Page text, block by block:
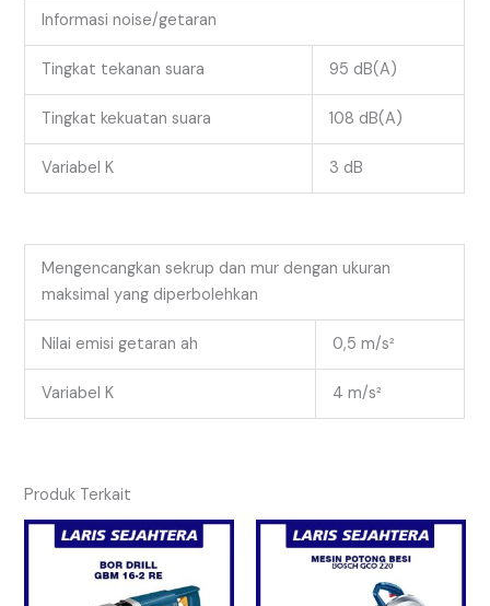
Informasi noise/getaran
Tingkat tekanan suara 95 dB(A)
Tingkat kekuatan suara 108 dB(A)
Variabel K 3 dB
Mengencangkan sekrup dan mur dengan ukuran
maksimal yang diperbolehkan
Nilai emisi getaran ah 0,5 m/s²
Variabel K 4 m/s²
Produk Terkait